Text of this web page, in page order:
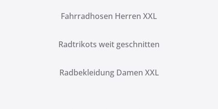
Fahrradhosen Herren XXL
Radtrikots weit geschnitten
Radbekleidung Damen XXL